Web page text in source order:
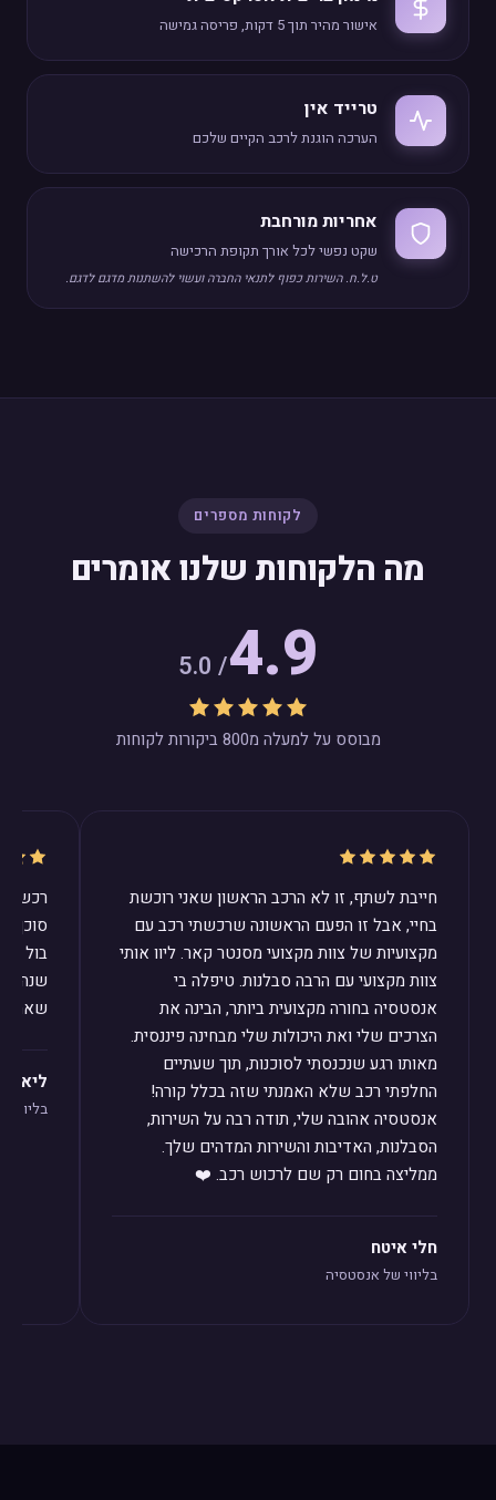
אישור מהיר תוך 5 דקות, פריסה גמישה
טרייד אין
הערכה הוגנת לרכב הקיים שלכם
אחריות מורחבת
שקט נפשי לכל אורך תקופת הרכישה
ט.ל.ח. השירות כפוף לתנאי החברה ועשוי להשתנות מדגם לדגם.
לקוחות מספרים
מה הלקוחות שלנו אומרים
4.9
/ 5.0
מבוסס על למעלה מ800 ביקורות לקוחות
חייבת לשתף, זו לא הרכב הראשון שאני רוכשת
בחיי, אבל זו הפעם הראשונה שרכשתי רכב עם
מקצועיות של צוות מקצועי מסנטר קאר. ליוו אותי
צוות מקצועי עם הרבה סבלנות. טיפלה בי
אנסטסיה בחורה מקצועית ביותר, הבינה את
הצרכים שלי ואת היכולות שלי מבחינה פיננסית.
מאותו רגע שנכנסתי לסוכנות, תוך שעתיים
החלפתי רכב שלא האמנתי שזה בכלל קורה!
אנסטסיה אהובה שלי, תודה רבה על השירות,
הסבלנות, האדיבות והשירות המדהים שלך.
ממליצה בחום רק שם לרכוש רכב. ❤️
חלי איטח
בליווי של אנסטסיה
רכשנו
סוכן
בול
שנהיה
ליאת
בליווי